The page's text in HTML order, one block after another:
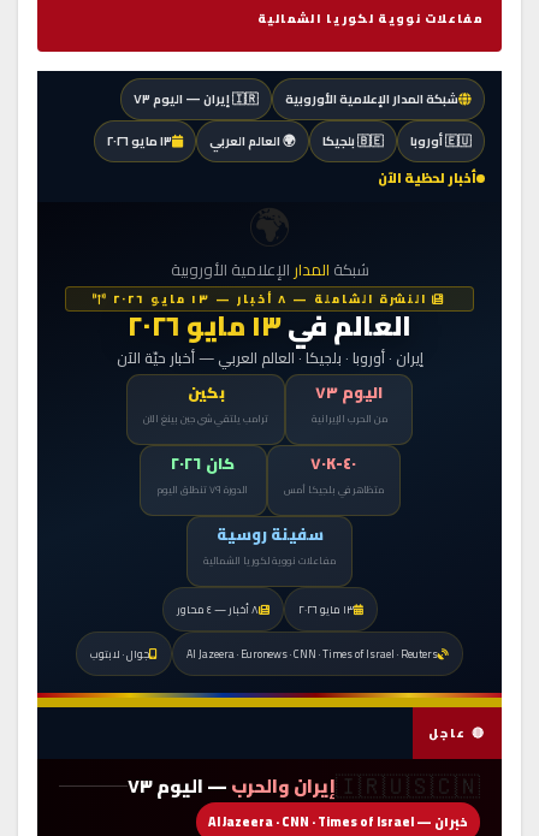
مفاعلات نووية لكوريا الشمالية
شبكة المدار الإعلامية الأوروبية
🇮🇷 إيران — اليوم ٧٣
🇪🇺 أوروبا
🇧🇪 بلجيكا 🌍 العالم العربي
١٣ مايو ٢٠٢٦
أخبار لحظية الآن
🌍 شبكة المدار الإعلامية الأوروبية
النشرة الشاملة — ٨ أخبار — ١٣ مايو ٢٠٢٦
العالم في١٣ مايو ٢٠٢٦
إيران · أوروبا · بلجيكا · العالم العربي — أخبار حيّة الآن
اليوم ٧٣
من الحرب الإيرانية
بكين
ترامب يلتقي شي جين بينغ الآن
٤٠-٧٠K
متظاهر في بلجيكا أمس
كان ٢٠٢٦
الدورة ٧٩ تنطلق اليوم
سفينة روسية
مفاعلات نووية لكوريا الشمالية
١٣ مايو ٢٠٢٦ ٨ أخبار — ٤ محاور
Al Jazeera · Euronews · CNN · Times of Israel · Reuters جوال · لابتوب
🔴 عاجل
🇮🇷🇺🇸🇨🇳إيران والحرب— اليوم ٧٣
خبران — Al Jazeera · CNN · Times of Israel